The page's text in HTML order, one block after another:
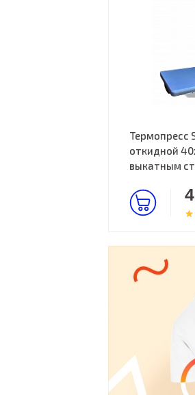
Термопресс
откидной
выкатным